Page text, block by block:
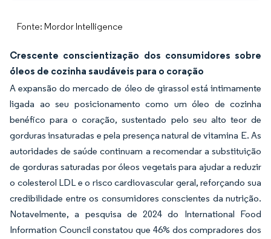
Fonte: Mordor Intelligence
Crescente conscientização dos consumidores sobre
óleos de cozinha saudáveis para o coração
A expansão do mercado de óleo de girassol está intimamente
ligada ao seu posicionamento como um óleo de cozinha
benéfico para o coração, sustentado pelo seu alto teor de
gorduras insaturadas e pela presença natural de vitamina E. As
autoridades de saúde continuam a recomendar a substituição
de gorduras saturadas por óleos vegetais para ajudar a reduzir
o colesterol LDL e o risco cardiovascular geral, reforçando sua
credibilidade entre os consumidores conscientes da nutrição.
Notavelmente, a pesquisa de 2024 do International Food
Information Council constatou que 46% dos compradores dos